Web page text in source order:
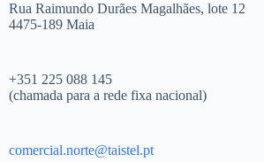
Rua Raimundo Durães Magalhães, lote 12
4475-189 Maia
+351 225 088 145
(chamada para a rede fixa nacional)
comercial.norte@taistel.pt